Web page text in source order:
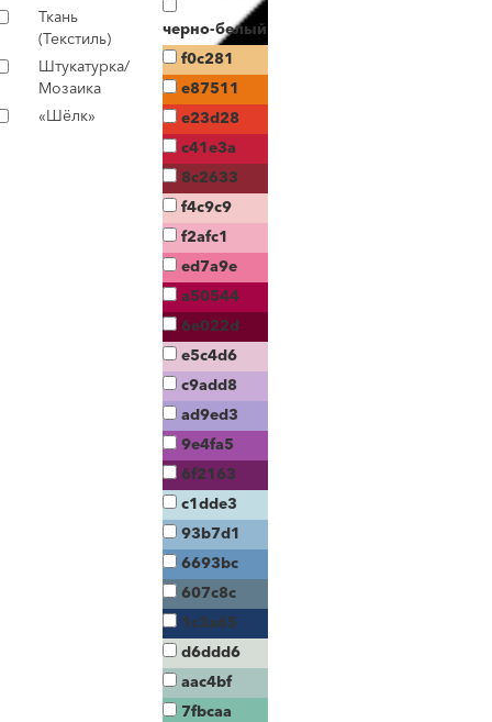
Ткань
(Текстиль)
Штукатурка/
Мозаика
«Шёлк»
черно-белый
f0c281
e87511
e23d28
c41e3a
8c2633
f4c9c9
f2afc1
ed7a9e
a50544
6e022d
e5c4d6
c9add8
ad9ed3
9e4fa5
6f2163
c1dde3
93b7d1
6693bc
607c8c
1c3a65
d6ddd6
aac4bf
7fbcaa